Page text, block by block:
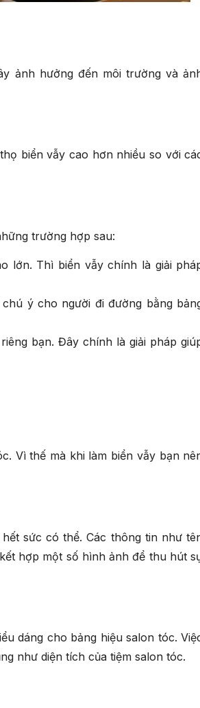
ảnh hưởng đến môi trường và
biển vẫy cao hơn nhiều so với
trường hợp sau:
lớn. Thì biển vẫy chính là giải
ý cho người đi đường bằng
bạn. Đây chính là giải pháp
Vì thế mà khi làm biển vẫy bạn
sức có thể. Các thông tin như
hợp một số hình ảnh để thu hút
dáng cho bảng hiệu salon tóc.
như diện tích của tiệm salon tóc.